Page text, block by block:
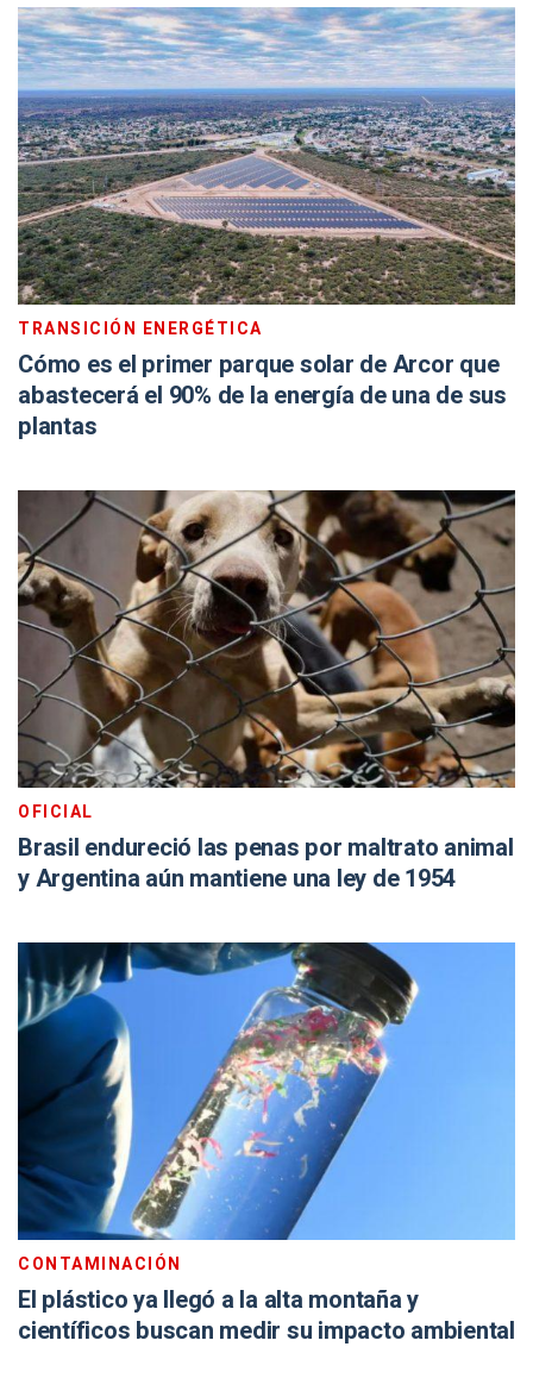
TRANSICIÓN ENERGÉTICA
Cómo es el primer parque solar de Arcor que
abastecerá el 90% de la energía de una de sus
plantas
OFICIAL
Brasil endureció las penas por maltrato animal
y Argentina aún mantiene una ley de 1954
CONTAMINACIÓN
El plástico ya llegó a la alta montaña y
científicos buscan medir su impacto ambiental